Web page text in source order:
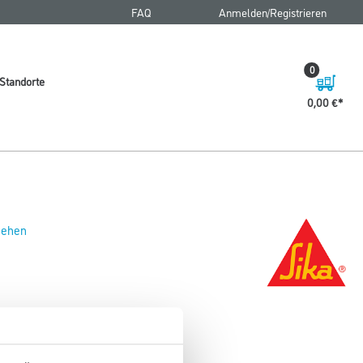
FAQ Anmelden/Registrieren
Standorte
0,00 €
0